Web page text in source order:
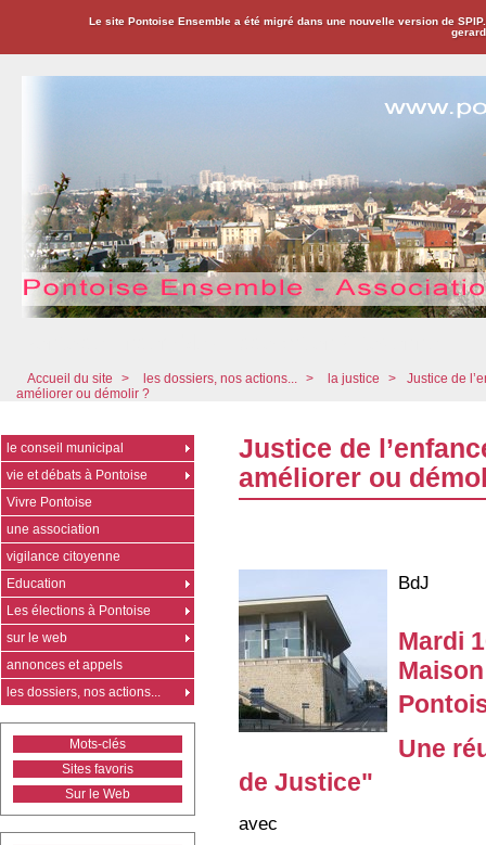
Le site Pontoise Ensemble a été migré dans une nouvelle version de
Accueil du site > les dossiers, nos actions... > la justice >
Justice de
améliorer ou démolir ?
Justice de
améliorer ou
BdJ
Mardi
Une
de Justice"
avec
le conseil municipal
vie et débats à Pontoise
Vivre Pontoise
une association
vigilance citoyenne
Education
Les élections à Pontoise
sur le web
annonces et appels
les dossiers, nos actions...
Mots-clés
Sites favoris
Sur le Web